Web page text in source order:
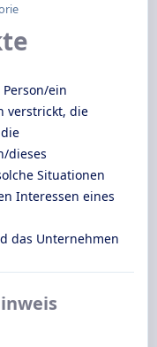
ein
verstrickt, die
dieses
Situationen
Interessen eines
das Unternehmen